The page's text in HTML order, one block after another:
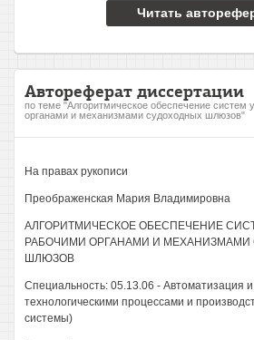
Читать
Автореферат диссертации
по теме "Алгоритмическое обеспечение систем
органами и механизмами судоходных шлюзов"
На правах рукописи
Преображенская Мария Владимировна
АЛГОРИТМИЧЕСКОЕ ОБЕСПЕЧЕНИЕ
РАБОЧИМИ ОРГАНАМИ И
ШЛЮЗОВ
Специальность: 05.13.06 - Автоматизация
технологическими процессами и
системы)